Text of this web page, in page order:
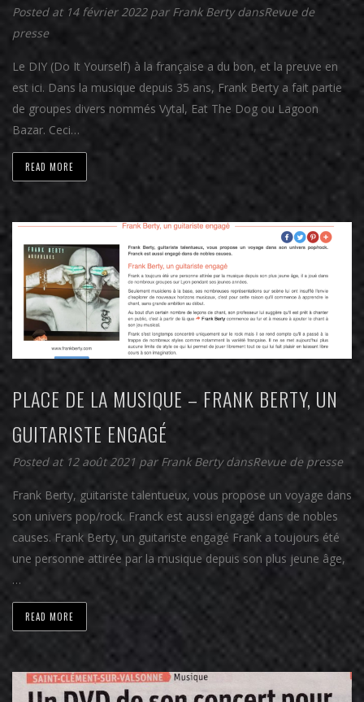
Posted at 14 février 2022 par Frank BertydansRevue de
presse
Le DIY (Do It Yourself) à la française a du bon, et la preuve en
est ici. Dans la musique depuis 35 ans, Frank Berty a fait partie
de groupes divers nommés Vytal, Eat The Dog ou Lagoon
Bazar. Ceci…
READ MORE
PLACE DE LA MUSIQUE – FRANK BERTY, UN
GUITARISTE ENGAGÉ
Posted at 12 août 2021 par Frank BertydansRevue de presse
Frank Berty, guitariste talentueux, vous propose un voyage dans
son univers pop/rock. Franck est aussi engagé dans de nobles
causes. Frank Berty, un guitariste engagé Frank a toujours été
une personne attirée par la musique depuis son plus jeune âge,
…
READ MORE